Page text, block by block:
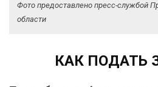
Фото предоставлено пресс-службой
области
КАК ПОДАТЬ